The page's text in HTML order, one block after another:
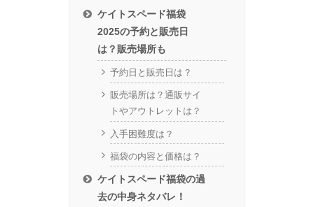
ケイトスペード福袋
2025の予約と販売日
は？販売場所も
予約日と販売日は？
販売場所は？通販サイ
トやアウトレットは？
入手困難度は？
福袋の内容と価格は？
ケイトスペード福袋の過
去の中身ネタバレ！